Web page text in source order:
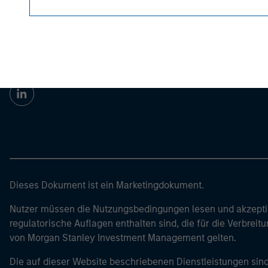
Dieses Dokument ist ein Marketingdokument.
Nutzer müssen die Nutzungsbedingungen lesen und
regulatorische Auflagen enthalten sind, die für die
von Morgan Stanley Investment Management gelten.
Die auf dieser Website beschriebenen Dienstleistungen